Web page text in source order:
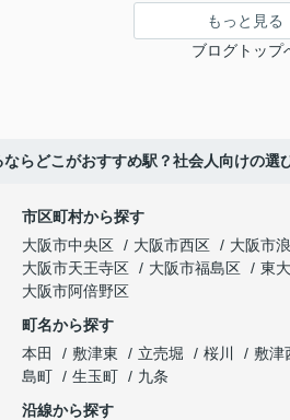
もっと見る
ブログトップ
らどこがおすすめ駅？社会人向けの選
市区町村から探す
大阪市中央区
大阪市西区 大阪市
大阪市天王寺区
大阪市福島区 東
大阪市阿倍野区
町名から探す
本田
敷津東 立売堀 桜川 敷津
島町
生玉町
九条
沿線から探す